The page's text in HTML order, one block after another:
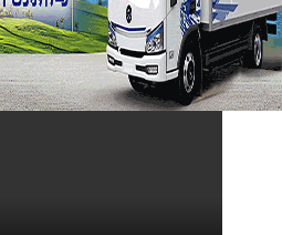
2024/11/22 14:27:36